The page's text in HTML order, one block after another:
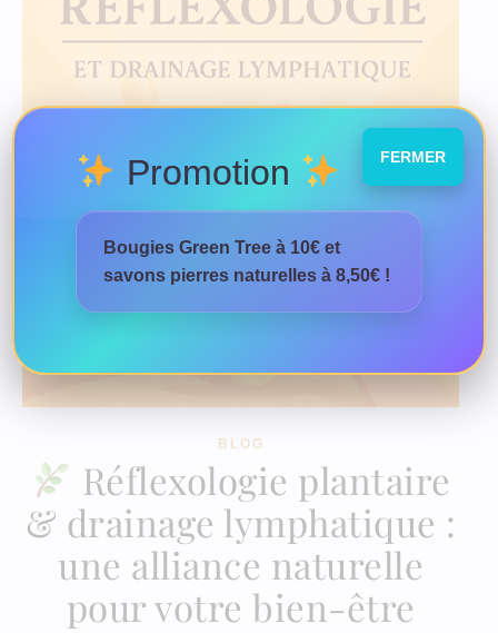
BLOG
Réflexologie plantaire
& drainage lymphatique :
une alliance naturelle
pour votre bien-être
Promotion
Bougies Green Tree à 10€ et
savons pierres naturelles à 8,50€ !
FERMER